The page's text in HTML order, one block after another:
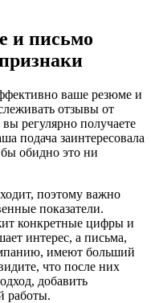
и письмо
ваше резюме и
отзывы от
регулярно получаете
подача заинтересовала
бы обидно это ни
поэтому важно
показатели.
конкретные цифры и
интерес, а письма,
имеют больший
что после них
добавить
работы.